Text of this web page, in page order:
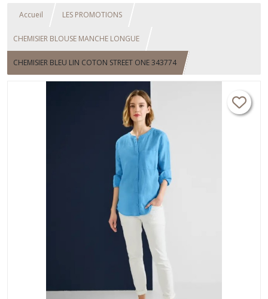
Accueil LES PROMOTIONS
CHEMISIER BLOUSE MANCHE LONGUE
CHEMISIER BLEU LIN COTON STREET ONE 343774